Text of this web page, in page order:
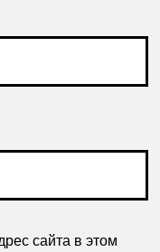
сайта в этом